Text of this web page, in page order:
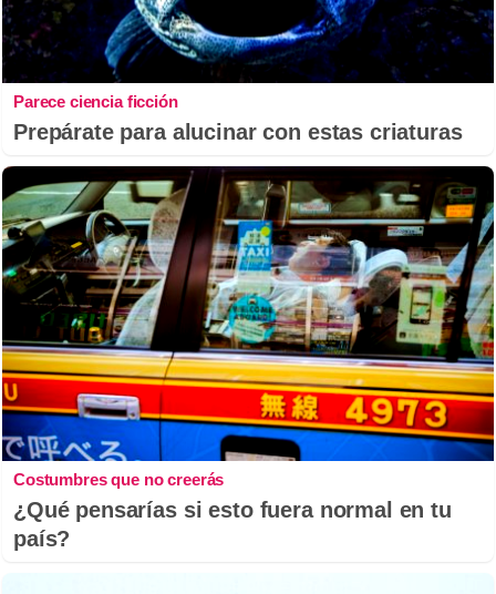
Parece ciencia ficción
Prepárate para alucinar con estas criaturas
Costumbres que no creerás
¿Qué pensarías si esto fuera normal en tu
país?